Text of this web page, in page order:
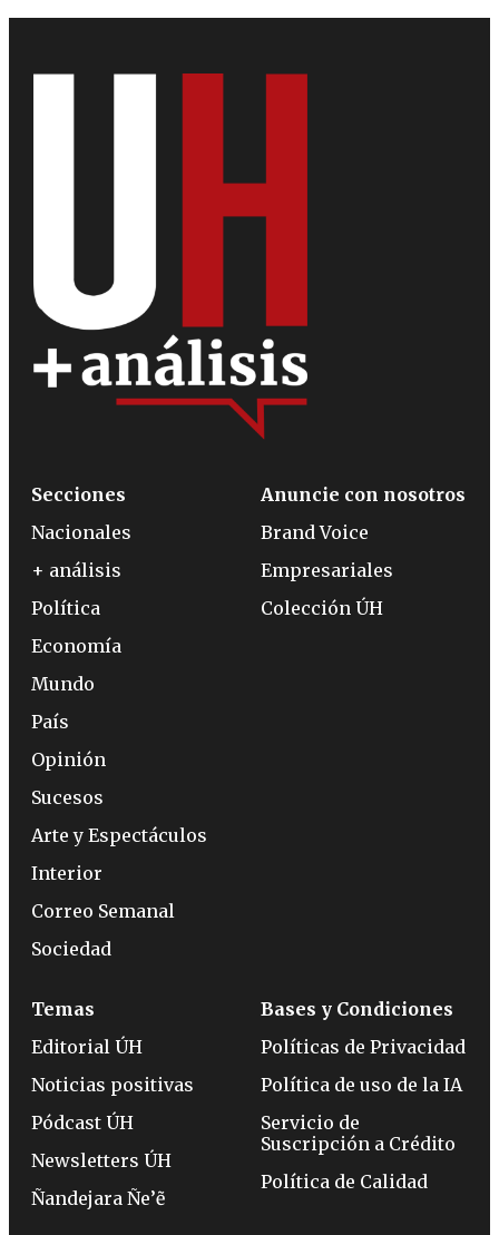
Secciones
Nacionales
+ análisis
Política
Economía
Mundo
País
Opinión
Sucesos
Arte y Espectáculos
Interior
Correo Semanal
Sociedad
Anuncie con nosotros
Brand Voice
Empresariales
Colección ÚH
Temas
Editorial ÚH
Noticias positivas
Pódcast ÚH
Newsletters ÚH
Ñandejara Ñe’ẽ
Bases y Condiciones
Políticas de Privacidad
Política de uso de la IA
Servicio de
Suscripción a Crédito
Política de Calidad